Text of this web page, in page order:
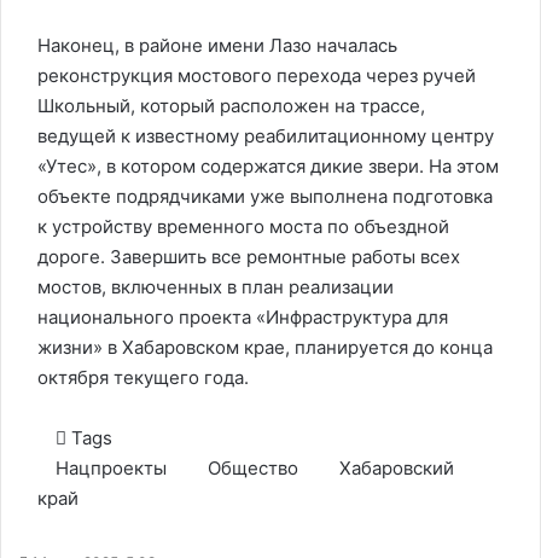
Наконец, в районе имени Лазо началась
реконструкция мостового перехода через ручей
Школьный, который расположен на трассе,
ведущей к известному реабилитационному центру
«Утес», в котором содержатся дикие звери. На этом
объекте подрядчиками уже выполнена подготовка
к устройству временного моста по объездной
дороге. Завершить все ремонтные работы всех
мостов, включенных в план реализации
национального проекта «Инфраструктура для
жизни» в Хабаровском крае, планируется до конца
октября текущего года.
Tags
Нацпроекты
Общество
Хабаровский
край